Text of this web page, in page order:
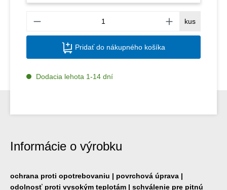
kus
Pridať do nákupného košíka
Dodacia lehota 1-14 dní
Informácie o výrobku
ochrana proti opotrebovaniu | povrchová úprava |
odolnosť proti vysokým teplotám | schválenie pre pitnú